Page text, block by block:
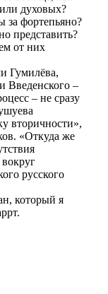
духовых?
фортепьяно?
представить?
от них
Гумилёва,
Введенского –
– не сразу
вторичности»,
«Откуда же
русского
который я